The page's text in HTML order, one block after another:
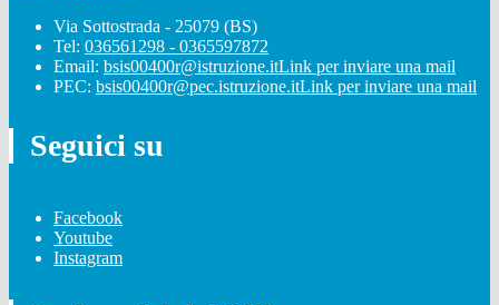
Via Sottostrada - 25079 (BS)
Tel: 036561298 - 0365597872
Email: bsis00400r@istruzione.itLink per inviare una mail
PEC: bsis00400r@pec.istruzione.itLink per inviare una mail
Seguici su
Facebook
Youtube
Instagram